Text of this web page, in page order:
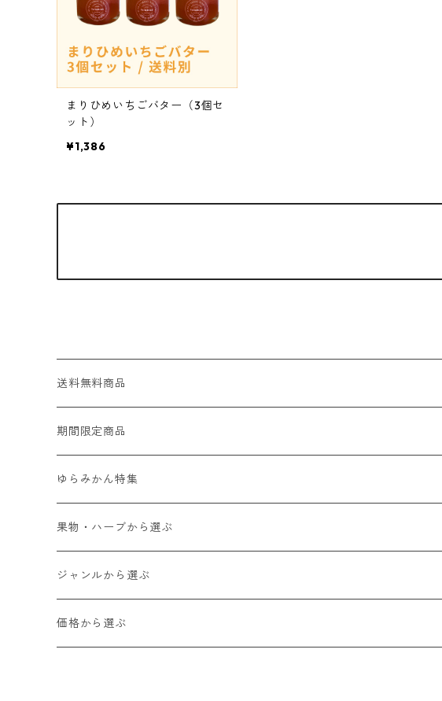
まりひめいちごバター（3個セ
ット）
¥1,386
送料無料商品
期間限定商品
ゆらみかん特集
果物・ハーブから選ぶ
ゆらみかん
甘夏
ジャンルから選ぶ
和歌山フルーツジャム
価格から選ぶ